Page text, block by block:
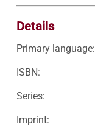
Details
Primary language:
ISBN:
Series:
Imprint: